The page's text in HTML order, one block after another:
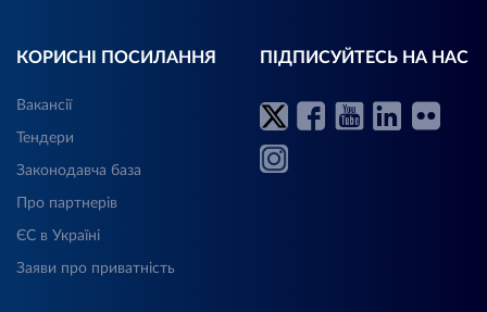
КОРИСНІ ПОСИЛАННЯ
Вакансії
Тендери
Законодавча база
Про партнерів
ЄС в Україні
Заяви про приватність
ПІДПИСУЙТЕСЬ НА НАС